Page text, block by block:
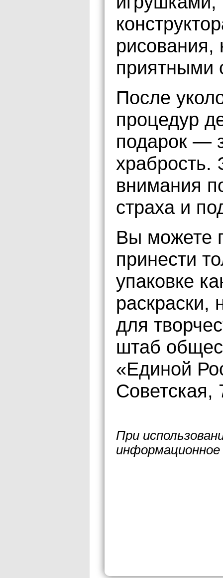
рисования,
приятными
После
процедур
подарок —
храбрость.
внимания
страха и
Вы можете
принести
упаковке
раскраски,
для
штаб
«Единой
Советская,
При